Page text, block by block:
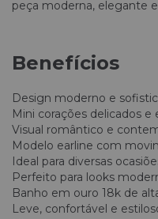
peça moderna, elegante
Benefícios
Design moderno e
Mini corações delicados e
Visual romântico e
Modelo earline com
Ideal para diversas
Perfeito para looks
Banho em ouro 18k de
Leve, confortável e